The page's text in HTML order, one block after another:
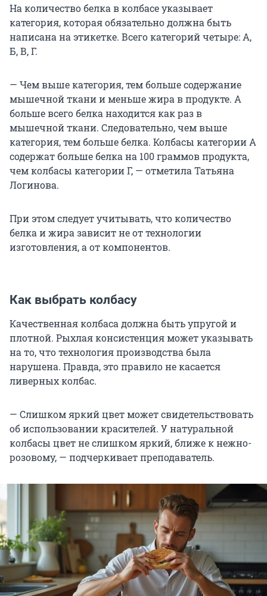
На количество белка в колбасе указывает
категория, которая обязательно должна быть
написана на этикетке. Всего категорий четыре: А,
Б, В, Г.
— Чем выше категория, тем больше содержание
мышечной ткани и меньше жира в продукте. А
больше всего белка находится как раз в
мышечной ткани. Следовательно, чем выше
категория, тем больше белка. Колбасы категории А
содержат больше белка на 100 граммов продукта,
чем колбасы категории Г, — отметила Татьяна
Логинова.
При этом следует учитывать, что количество
белка и жира зависит не от технологии
изготовления, а от компонентов.
Как выбрать колбасу
Качественная колбаса должна быть упругой и
плотной. Рыхлая консистенция может указывать
на то, что технология производства была
нарушена. Правда, это правило не касается
ливерных колбас.
— Слишком яркий цвет может свидетельствовать
об использовании красителей. У натуральной
колбасы цвет не слишком яркий, ближе к нежно-
розовому, — подчеркивает преподаватель.